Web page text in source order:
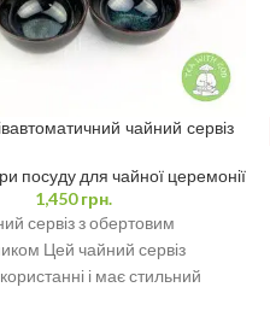
чайний сервіз
посуду для чайної церемонії
1,450грн.
сервіз з обертовим
Цей чайний сервіз
і має стильний